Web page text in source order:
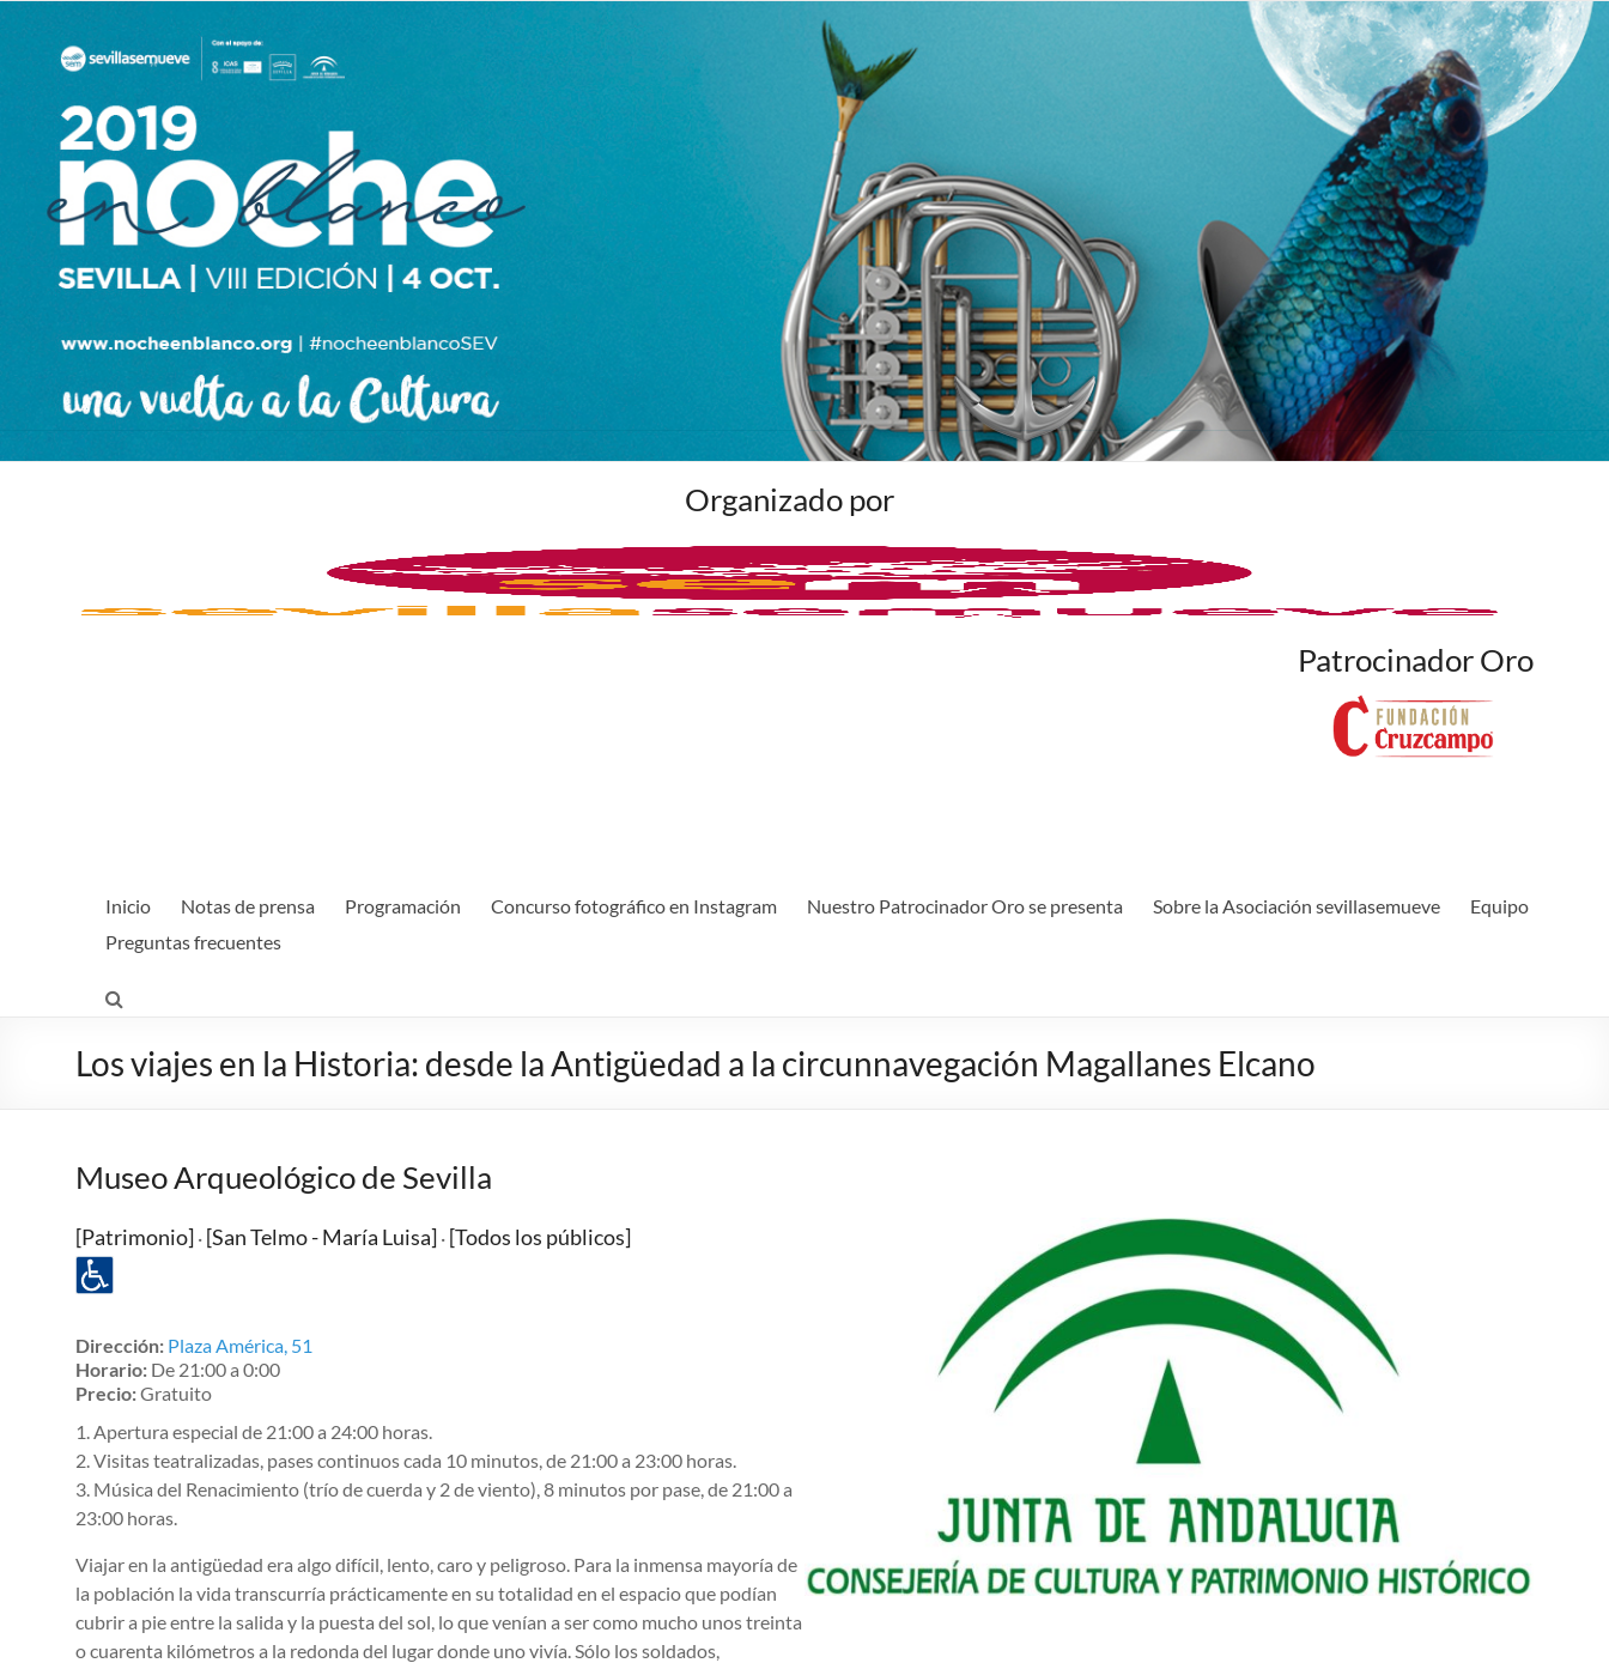
Organizado por
Patrocinador Oro
Inicio Notas de prensa Programación Concurso fotográfico en Instagram Nuestro Patrocinador Oro se presenta Sobre la Asociación sevillasemueve
Equipo
Preguntas frecuentes
Los viajes en la Historia: desde la Antigüedad a la circunnavegación Magallanes Elcano
Museo Arqueológico de Sevilla
[Patrimonio] · [San Telmo - María Luisa] · [Todos los públicos]
Dirección: Plaza América, 51
Horario: De 21:00 a 0:00
Precio:Gratuito
1. Apertura especial de 21:00 a 24:00 horas.
2. Visitas teatralizadas, pases continuos cada 10 minutos, de 21:00 a 23:00 horas.
3. Música del Renacimiento (trío de cuerda y 2 de viento), 8 minutos por pase, de 21:00 a
23:00 horas.
Viajar en la antigüedad era algo difícil, lento, caro y peligroso. Para la inmensa mayoría de
la población la vida transcurría prácticamente en su totalidad en el espacio que podían
cubrir a pie entre la salida y la puesta del sol, lo que venían a ser como mucho unos treinta
o cuarenta kilómetros a la redonda del lugar donde uno vivía. Sólo los soldados,